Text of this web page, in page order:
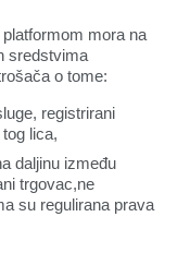
mora na
sredstvima
o tome:
registrirani
lica,
daljinu između
trgovac,ne
su regulirana prava